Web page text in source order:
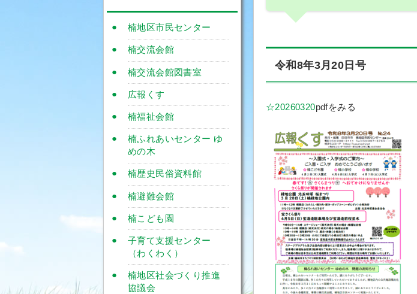
令和8年3月20日号
☆20260320pdfをみる
楠地区市民センター
楠交流会館
楠交流会館図書室
広報くす
楠福祉会館
楠ふれあいセンター ゆ
めの木
楠歴史民俗資料館
楠避難会館
楠こども園
子育て支援センター
（わくわく）
楠地区社会づくり推進
協議会